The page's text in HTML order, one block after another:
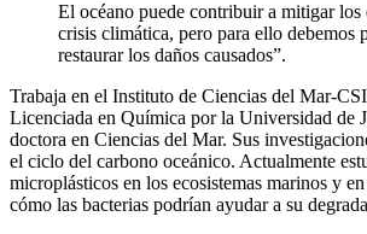
El océano puede contribuir a mitigar los
crisis climática, pero para ello debemos
restaurar los daños causados”.
Trabaja en el Instituto de Ciencias del Mar-
Licenciada en Química por la Universidad de
doctora en Ciencias del Mar. Sus
el ciclo del carbono oceánico. Actualmente
microplásticos en los ecosistemas marinos y
cómo las bacterias podrían ayudar a su